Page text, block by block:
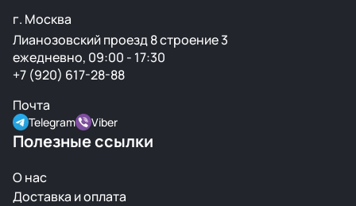
г. Москва
Лианозовский проезд 8 строение 3
ежедневно, 09:00 - 17:30
+7 (920) 617-28-88
Почта
Telegram Viber
Полезные ссылки
О нас
Доставка и оплата